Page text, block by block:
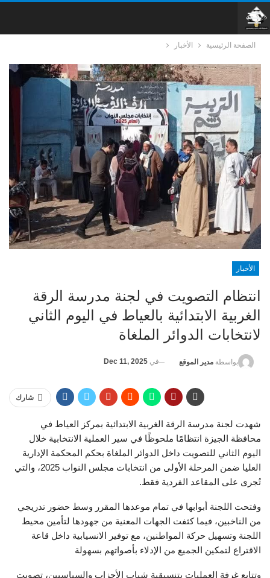
الصفحة الرئيسية الأخبار
الأخبار
انتظام التصويت في لجنة مدرسة الرقة
الغربية الابتدائية بالعياط في اليوم الثاني
لانتخابات الدوائر الملغاة
بواسطة مدير الموقع في Dec 11, 2025
شارك
شهدت لجنة مدرسة الرقة الغربية الابتدائية بمركز العياط في
محافظة الجيزة انتظامًا ملحوظًا في سير العملية الانتخابية خلال
اليوم الثاني للتصويت داخل الدوائر الملغاة بحكم المحكمة الإدارية
العليا ضمن المرحلة الأولى من انتخابات مجلس النواب 2025، والتي
تُجرى على المقاعد الفردية فقط.
وفتحت اللجنة أبوابها في تمام موعدها المقرر وسط حضور تدريجي
من الناخبين، فيما كثفت الجهات المعنية من جهودها لتأمين محيط
اللجنة وتسهيل حركة المواطنين، مع توفير الانسيابية داخل قاعة
الاقتراع لتمكين الجميع من الإدلاء بأصواتهم بسهولة
وتتابع غرفة العمليات بتنسيقية شباب الأحزاب والسياسيين، تصويت